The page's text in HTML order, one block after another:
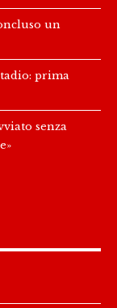
un
prima
senza